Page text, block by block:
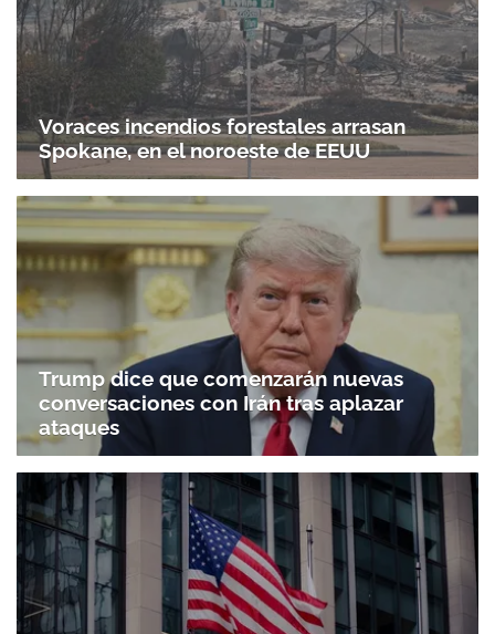
Voraces incendios forestales arrasan
Spokane, en el noroeste de EEUU
Trump dice que comenzarán nuevas
conversaciones con Irán tras aplazar
ataques